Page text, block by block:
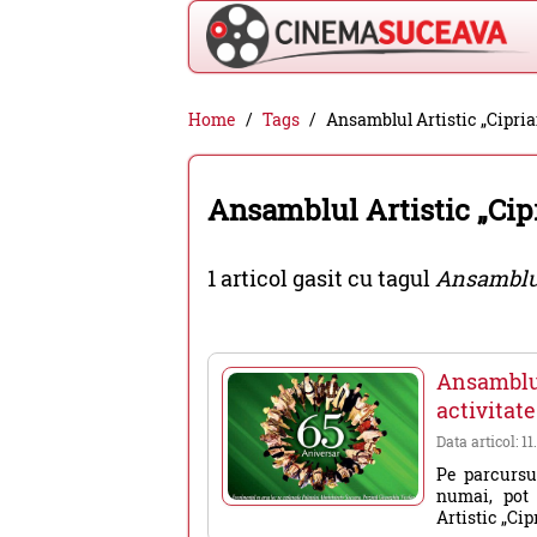
Cinema
Suceava
filme
cinema,
evenimente
din
Suceava
Home Tags Ansamblul Artistic
Ansamblul Artistic
1 articol gasit cu tagul
Data articol:
Pe
numai, pot
Artistic